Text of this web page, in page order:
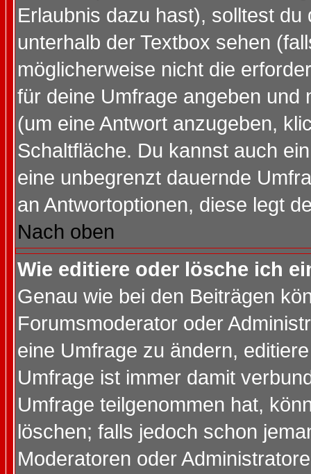
Erlaubnis dazu hast), solltest
unterhalb der Textbox sehen
möglicherweise nicht die
für deine Umfrage angeben und
(um eine Antwort anzugeben,
Schaltfläche. Du kannst auch
eine unbegrenzt dauernde
an Antwortoptionen, diese legt
Nach oben
Wie editiere oder lösche ich
Genau wie bei den Beiträgen
Forumsmoderator oder
eine Umfrage zu ändern,
Umfrage ist immer damit
Umfrage teilgenommen hat,
löschen; falls jedoch schon
Moderatoren oder